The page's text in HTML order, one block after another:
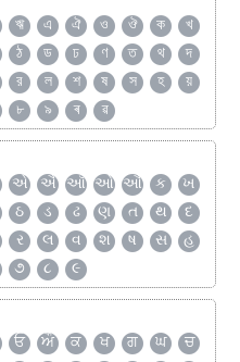
ঋ এ ঐ ও ঔ ক
খ
ঠ ড ঢ ণ ত থ
দ
র ল শ ষ স হ
য়
৮ ৯ ৰ ৱ
એ ઐ ઑ ઓ ઔ ક
ખ
ઠ ડ ઢ ણ ત થ
દ
ર લ વ શ ષ સ
હ
૭ ૮ ૯
ਓ ਔ ਕ ਖ ਗ ਘ
ਚ